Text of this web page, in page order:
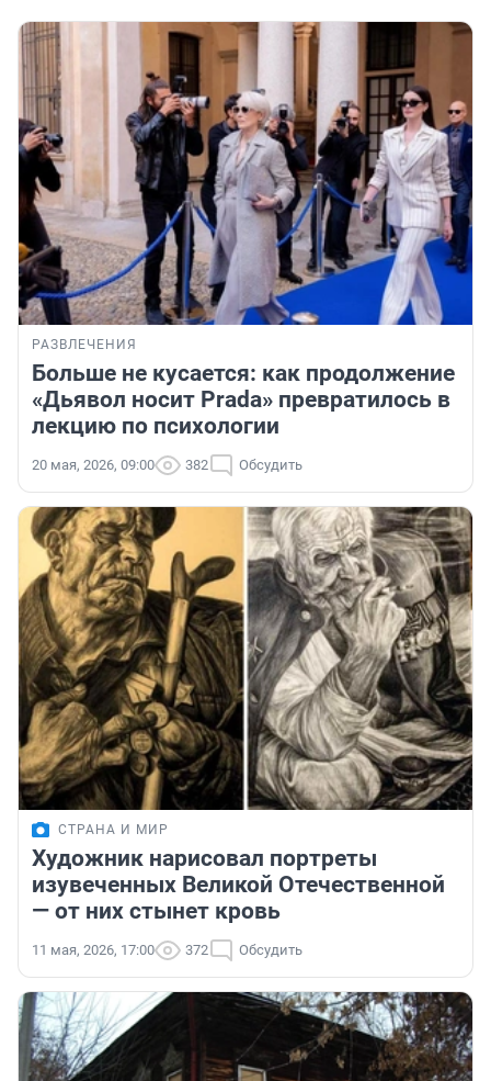
РАЗВЛЕЧЕНИЯ
Больше не кусается: как продолжение
«Дьявол носит Prada» превратилось в
лекцию по психологии
20 мая, 2026, 09:00 382 Обсудить
СТРАНА И МИР
Художник нарисовал портреты
изувеченных Великой Отечественной
— от них стынет кровь
11 мая, 2026, 17:00 372 Обсудить